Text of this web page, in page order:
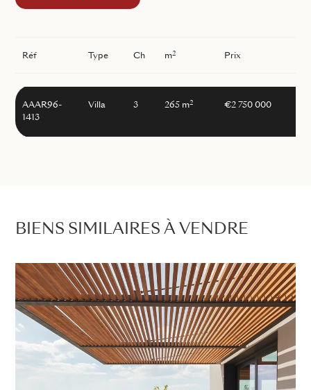
Réf Type Ch m2 Prix
AAAR96-
1413
Villa 3 265 m2 €2 750 000
BIENS SIMILAIRES À VENDRE